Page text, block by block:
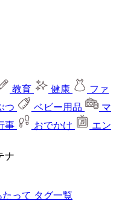
教育 健康
ファ
つ ベビー用品
マ
事 おでかけ
エン
ナ
って タグ一覧